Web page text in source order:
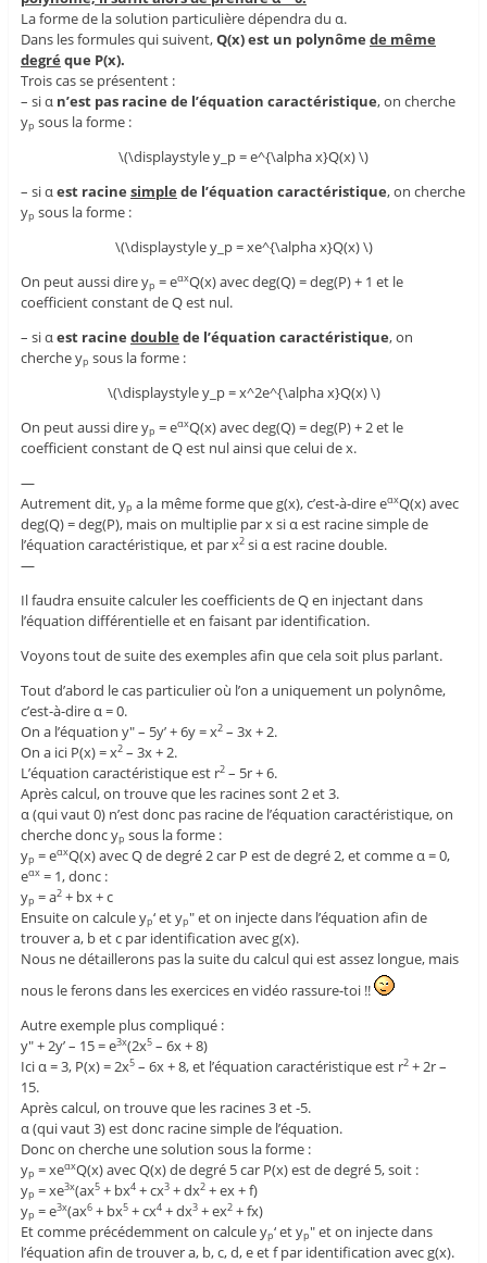
La forme de la solution particulière dépendra du α.
Dans les formules qui suivent,Q(x) est un polynôme de même
degré que P(x).
Trois cas se présentent :
– si α n’est pas racine de l’équation caractéristique, on cherche
yp sous la forme :
\(\displaystyle y_p = e^{\alpha x}Q(x) \)
– si αest racine simple de l’équation caractéristique, on cherche
yp sous la forme :
\(\displaystyle y_p = xe^{\alpha x}Q(x) \)
On peut aussi dire yp = eαxQ(x) avec deg(Q) = deg(P) + 1 et le
coefficient constant de Q est nul.
– si αest racine double de l’équation caractéristique, on
cherche yp sous la forme :
\(\displaystyle y_p = x^2e^{\alpha x}Q(x) \)
On peut aussi dire yp = eαxQ(x) avec deg(Q) = deg(P) + 2 et le
coefficient constant de Q est nul ainsi que celui de x.
—
Autrement dit, yp a la même forme que g(x), c’est-à-dire eαxQ(x) avec
deg(Q) = deg(P), mais on multiplie par x si α est racine simple de
l’équation caractéristique, et par x2si α est racine double.
—
Il faudra ensuite calculer les coefficients de Q en injectant dans
l’équation différentielle et en faisant par identification.
Voyons tout de suite des exemples afin que cela soit plus parlant.
Tout d’abord le cas particulier où l’on a uniquement un polynôme,
c’est-à-dire α = 0.
On a l’équation y" – 5y’ + 6y = x2– 3x + 2.
On a ici P(x) = x2– 3x + 2.
L’équation caractéristique est r2– 5r + 6.
Après calcul, on trouve que les racines sont 2 et 3.
α (qui vaut 0) n’est donc pas racine de l’équation caractéristique, on
cherche donc yp sous la forme :
yp = eαxQ(x) avec Q de degré 2 car P est de degré 2, et comme α = 0,
eαx= 1, donc :
yp = a2+ bx + c
Ensuite on calcule yp‘ et yp" et on injecte dans l’équation afin de
trouver a, b et c par identification avec g(x).
Nous ne détaillerons pas la suite du calcul qui est assez longue, mais
nous le ferons dans les exercices en vidéo rassure-toi !!
Autre exemple plus compliqué :
y" + 2y’ – 15 = e3x(2x5– 6x + 8)
Ici α = 3, P(x) = 2x5– 6x + 8, et l’équation caractéristique est r2+ 2r –
15.
Après calcul, on trouve que les racines 3 et -5.
α (qui vaut 3) est donc racine simple de l’équation.
Donc on cherche une solution sous la forme :
yp = xeαxQ(x) avec Q(x) de degré 5 car P(x) est de degré 5, soit :
yp = xe3x(ax5+ bx4+ cx3+ dx2+ ex + f)
yp = e3x(ax6+ bx5+ cx4+ dx3+ ex2+ fx)
Et comme précédemment on calcule yp‘ et yp" et on injecte dans
l’équation afin de trouver a, b, c, d, e et f par identification avec g(x).